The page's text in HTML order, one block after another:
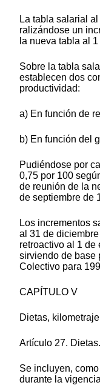
La tabla salarial
ralizándose un
la nueva tabla al
Sobre la tabla
establecen dos
productividad:
a) En función de
b) En función del
Pudiéndose por
0,75 por 100
de reunión de la
de septiembre de
Los incrementos
al 31 de
retroactivo al 1 de
sirviendo de base
Colectivo para
CAPÍTULO V
Dietas,
Artículo 27. Dietas.
Se incluyen,
durante la